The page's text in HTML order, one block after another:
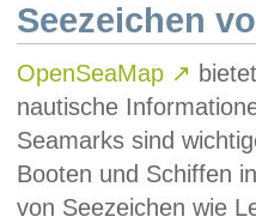
Seezeichen
OpenSeaMap ↗
nautische
Seamarks sind
Booten und Schiffen
von Seezeichen wie